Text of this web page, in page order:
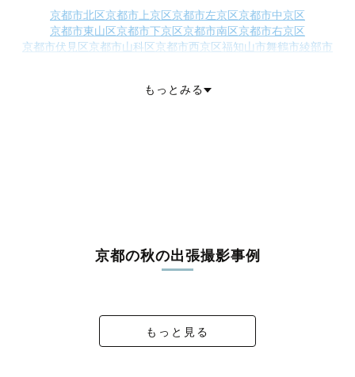
京都市北区京都市上京区京都市左京区京都市中京区
京都市東山区京都市下京区京都市南区京都市右京区
京都市伏見区京都市山科区京都市西京区福知山市舞鶴市綾部市
綴喜郡宇治田原町相楽郡笠置町
もっとみる
京都の秋の出張撮影事例
もっと見る